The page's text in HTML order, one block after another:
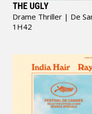
THE UGLY
Drame Thriller | De
1H42